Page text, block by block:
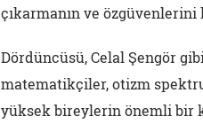
çıkarmanın ve
Dördüncüsü, Celal Şengör
matematikçiler, otizm
yüksek bireylerin önemli bir